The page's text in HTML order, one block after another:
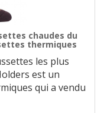
chaudes du
thermiques
les plus
est un
qui a vendu